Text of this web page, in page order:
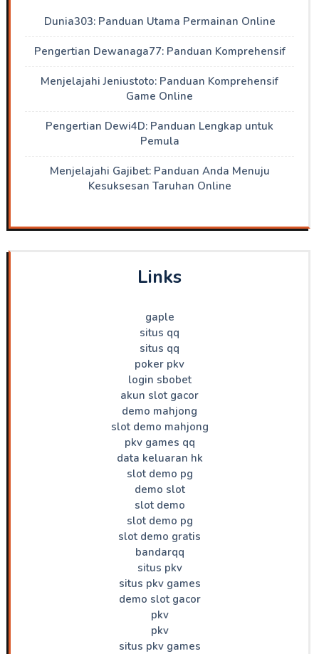
Dunia303: Panduan Utama Permainan Online
Pengertian Dewanaga77: Panduan Komprehensif
Menjelajahi Jeniustoto: Panduan Komprehensif
Game Online
Pengertian Dewi4D: Panduan Lengkap untuk
Pemula
Menjelajahi Gajibet: Panduan Anda Menuju
Kesuksesan Taruhan Online
Links
gaple
situs qq
situs qq
poker pkv
login sbobet
akun slot gacor
demo mahjong
slot demo mahjong
pkv games qq
data keluaran hk
slot demo pg
demo slot
slot demo
slot demo pg
slot demo gratis
bandarqq
situs pkv
situs pkv games
demo slot gacor
pkv
pkv
situs pkv games